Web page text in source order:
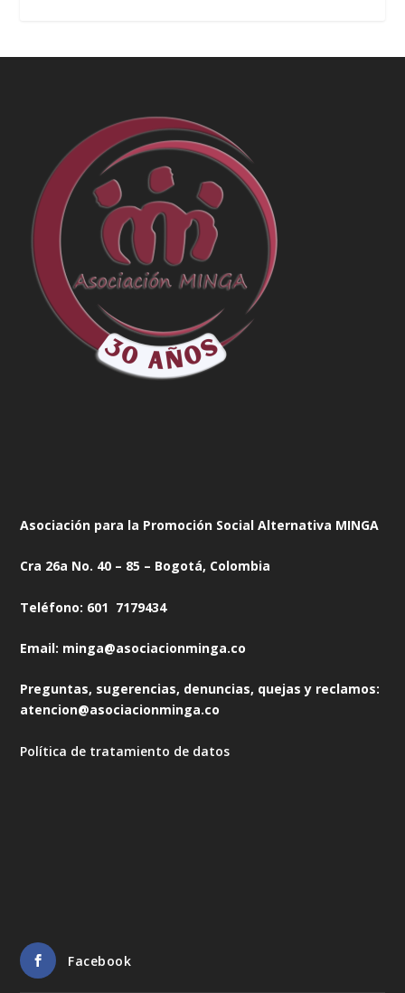
Asociación para la Promoción Social Alternativa MINGA
Cra 26a No. 40 – 85 – Bogotá, Colombia
Teléfono: 601 7179434
Email: minga@asociacionminga.co
Preguntas, sugerencias, denuncias, quejas y reclamos:
atencion@asociacionminga.co
Política de tratamiento de datos
Facebook